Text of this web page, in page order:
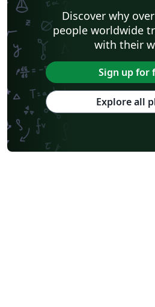
Discover why
people worldwide
with their
Sign up for
Explore all